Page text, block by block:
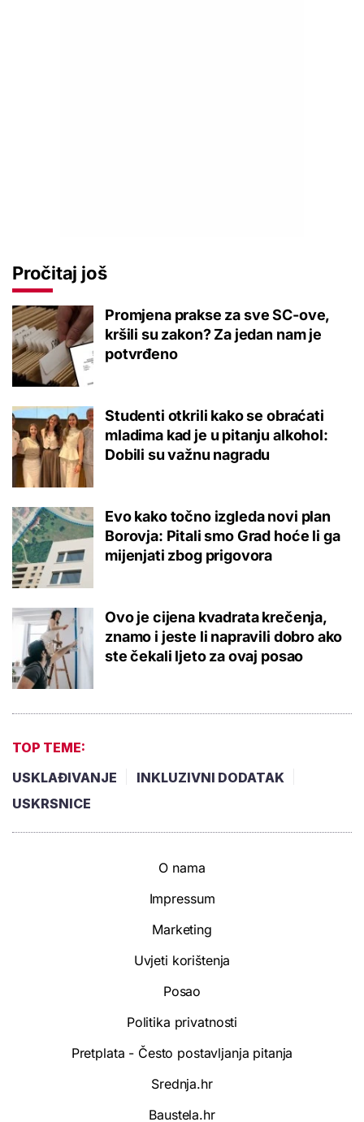
Pročitaj još
Promjena prakse za sve SC-ove,
kršili su zakon? Za jedan nam je
potvrđeno
Studenti otkrili kako se obraćati
mladima kad je u pitanju alkohol:
Dobili su važnu nagradu
Evo kako točno izgleda novi plan
Borovja: Pitali smo Grad hoće li ga
mijenjati zbog prigovora
Ovo je cijena kvadrata krečenja,
znamo i jeste li napravili dobro ako
ste čekali ljeto za ovaj posao
TOP TEME:
USKLAĐIVANJE
INKLUZIVNI DODATAK
USKRSNICE
O nama
Impressum
Marketing
Uvjeti korištenja
Posao
Politika privatnosti
Pretplata - Često postavljanja pitanja
Srednja.hr
Baustela.hr